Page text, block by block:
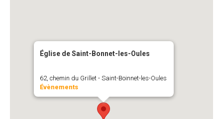
Église de Saint-Bonnet-les-Oules
62, chemin du Grillet - Saint-Boinnet-les-Oules
Évènements